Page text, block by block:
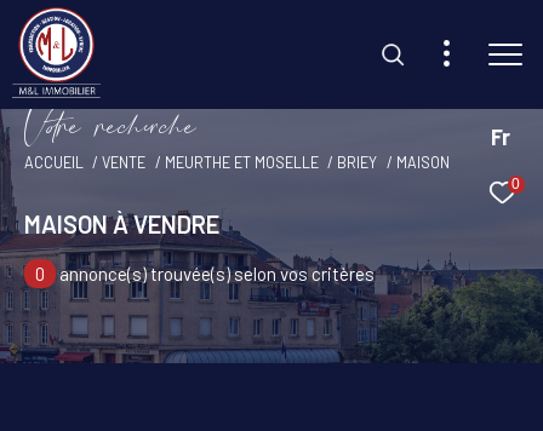
Fr
0
Vore recece
ACCUEIL VENTE MEURTHE ET MOSELLE BRIEY MAISON
MAISON À VENDRE
0 annonce(s) trouvée(s) selon vos critères
Effectuer une recherche
et trouvez le bien qui correspond à vos critères
Type d'offre
Vente